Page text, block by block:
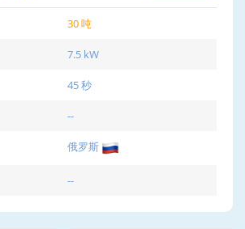
30 吨
7.5 kW
45 秒
--
俄罗斯
--